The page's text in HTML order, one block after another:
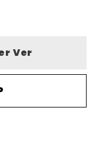
Ver